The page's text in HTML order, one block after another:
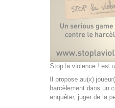
Stop la violence ! est
Il propose au(x)
harcèlement dans un
enquêter, juger de la